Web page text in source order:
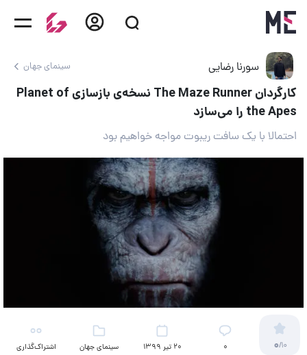
سورنا رضایی سینمای جهان
کارگردان The Maze Runner نسخه‌ی بازسازی Planet of
the Apes را می‌سازد
احتمالا با یک سافت ریبوت مواجه خواهیم بود
0/10 ۰ 20 تیر 1399 سینمای جهان اشتراک‌گذاری